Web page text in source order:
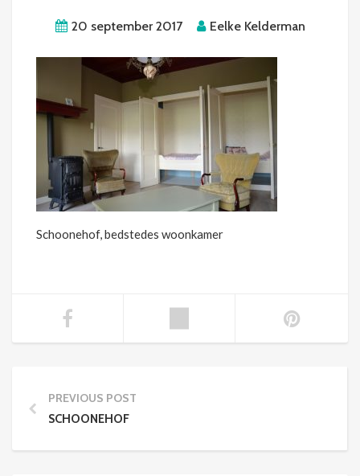
20 september 2017 Eelke Kelderman
Schoonehof, bedstedes woonkamer
PREVIOUS POST
SCHOONEHOF